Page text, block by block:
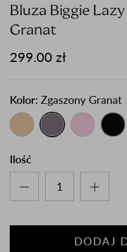
Bluza Biggie
Granat
299.00 zł
Kolor: Zgaszony Granat
Ilość
DODAJ